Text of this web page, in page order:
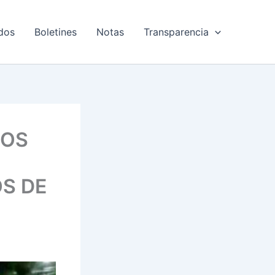
Boletines Notas Transparencia
DE